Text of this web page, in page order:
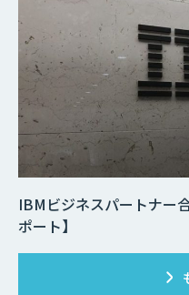
IBMビジネスパートナー
ポート】